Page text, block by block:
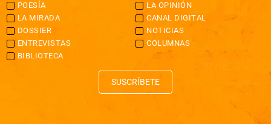
POESÍA
LA OPINIÓN
LA MIRADA
CANAL DIGITAL
DOSSIER
NOTICIAS
ENTREVISTAS
COLUMNAS
BIBLIOTECA
SUSCRÍBETE